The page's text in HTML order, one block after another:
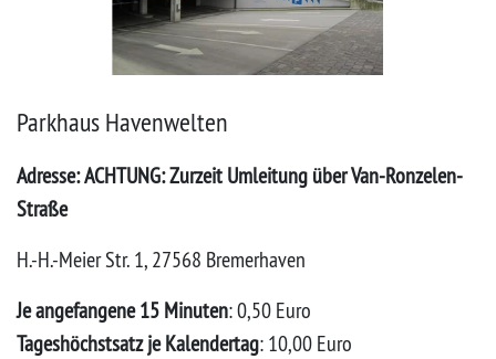
Parkhaus Havenwelten
Adresse:ACHTUNG: Zurzeit Umleitung über Van-Ronzelen-
Straße
H.-H.-Meier Str. 1, 27568 Bremerhaven
Je angefangene 15 Minuten: 0,50 Euro
Tageshöchstsatz je Kalendertag: 10,00 Euro